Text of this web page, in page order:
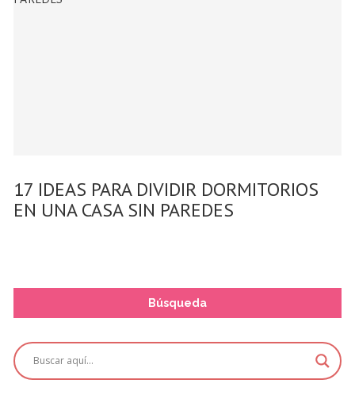
17 IDEAS PARA DIVIDIR DORMITORIOS
EN UNA CASA SIN PAREDES
Búsqueda